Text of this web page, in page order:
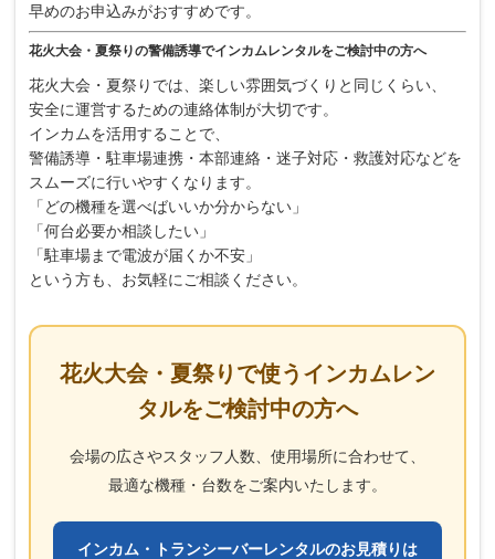
早めのお申込みがおすすめです。
花火大会・夏祭りの警備誘導でインカムレンタルをご検討中の方へ
花火大会・夏祭りでは、楽しい雰囲気づくりと同じくらい、
安全に運営するための連絡体制が大切です。
インカムを活用することで、
警備誘導・駐車場連携・本部連絡・迷子対応・救護対応などを
スムーズに行いやすくなります。
「どの機種を選べばいいか分からない」
「何台必要か相談したい」
「駐車場まで電波が届くか不安」
という方も、お気軽にご相談ください。
花火大会・夏祭りで使うインカムレン
タルをご検討中の方へ
会場の広さやスタッフ人数、使用場所に合わせて、
最適な機種・台数をご案内いたします。
インカム・トランシーバーレンタルのお見積りは